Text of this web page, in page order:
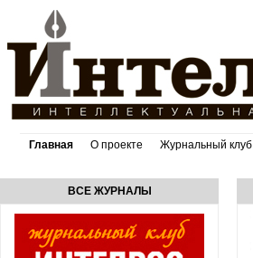
Главная О проекте Журнальный клуб
ВСЕ ЖУРНАЛЫ